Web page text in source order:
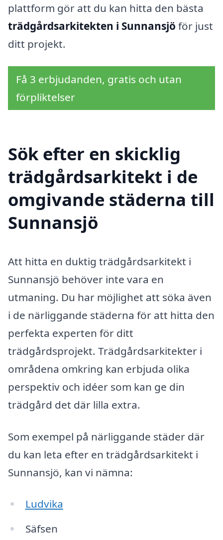
plattform gör att du kan hitta den bästa
trädgårdsarkitekten i Sunnansjö för just
ditt projekt.
Få 3 erbjudanden, gratis och utan
förpliktelser
Sök efter en skicklig
trädgårdsarkitekt i de
omgivande städerna till
Sunnansjö
Att hitta en duktig trädgårdsarkitekt i
Sunnansjö behöver inte vara en
utmaning. Du har möjlighet att söka även
i de närliggande städerna för att hitta den
perfekta experten för ditt
trädgårdsprojekt. Trädgårdsarkitekter i
områdena omkring kan erbjuda olika
perspektiv och idéer som kan ge din
trädgård det där lilla extra.
Som exempel på närliggande städer där
du kan leta efter en trädgårdsarkitekt i
Sunnansjö, kan vi nämna:
Ludvika
Säfsen